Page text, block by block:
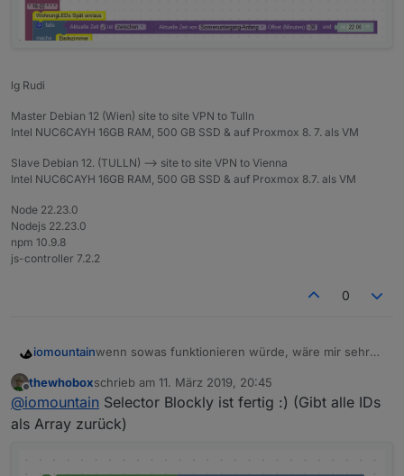
lg Rudi
Master Debian 12 (Wien) site to site VPN to Tulln
Intel NUC6CAYH 16GB RAM, 500 GB SSD & auf Proxmox 8. 7. als VM
Slave Debian 12. (TULLN) --> site to site VPN to Vienna
Intel NUC6CAYH 16GB RAM, 500 GB SSD & auf Proxmox 8.7. als VM
Node 22.23.0
Nodejs 22.23.0
npm 10.9.8
js-controller 7.2.2
0
iomountainwenn sowas funktionieren würde, wäre mir sehr
Eine Liste von ID's aus dem Objektbaum mit
Offline
thewhoboxschrieb am 11. März 2019, 20:45
zuletzt editiert von
@iomountain Selector Blockly ist fertig :) (Gibt alle IDs
als Array zurück)